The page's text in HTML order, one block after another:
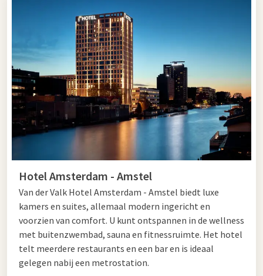
moderne fitnessfaciliteiten. Ideaal voor een luxe weekendje
weg of een zakelijke overnachting.
Tips voor in Zandvoort en Amsterdam
Zandvoort en Amsterdam vormen samen een ideale
combinatie voor een afwisselend verblijf. Begin uw dag in
Zandvoort met een ontspannen strandwandeling of een
verfrissende duik in de zee. Houdt u van actie? Dan is Circuit
Zandvoort wellicht iets voor u, waar u spectaculaire
Zandvoort, met zijn terrasjes en winkels, is absoluut een
bezoek waard.
Vervolgens reist u eenvoudig naarAmsterdam. Hier kunt u
wereldberoemde musea zoals het Rijksmuseum en het Anne
Frank Huis ontdekken, een romantische rondvaart door de
grachten maken en wijken als De Pijp of de Jordaan
Hotel Amsterdam - Amstel
Van der Valk Hotel Amsterdam - Amstel biedt luxe
kamers en suites, allemaal modern ingericht en
voorzien van comfort. U kunt ontspannen in de wellness
met buitenzwembad, sauna en fitnessruimte. Het hotel
telt meerdere restaurants en een bar en is ideaal
gelegen nabij een metrostation.